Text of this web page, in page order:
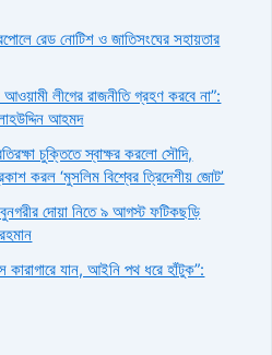
রেড নোটিশ ও জাতিসংঘের সহায়তার
লীগের রাজনীতি গ্রহণ করবে না”:
আহমদ
চুক্তিতে স্বাক্ষর করলো সৌদি,
করল ‘মুসলিম বিশ্বের ত্রিদেশীয় জোট’
দোয়া নিতে ৯ আগস্ট ফটিকছড়ি
কারাগারে যান, আইনি পথ ধরে হাঁটুক”: